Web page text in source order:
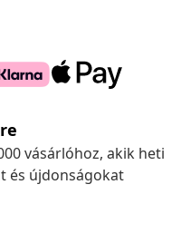
vásárlóhoz, akik heti
és újdonságokat